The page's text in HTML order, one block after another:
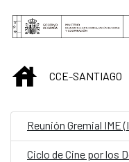
Saltar al contenido
INICIOCCE-SANTIAGO
Reunión Gremial IME